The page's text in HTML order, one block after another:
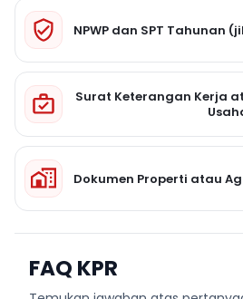
NPWP dan SPT Tahunan
Surat Keterangan Kerja
Dokumen Properti atau
FAQ KPR